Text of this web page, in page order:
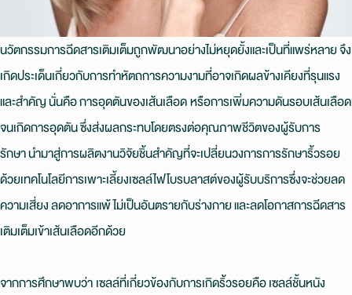
นวัตกรรมการฉีดสารเติมเต็มถูกพัฒนาอย่างไม่หยุดยั้งและเป็นที่แพร่หลาย จึง
เกิดประเด็นเกี่ยวกับการทำหัตถการความงามที่อาจเกิดผลข้างเคียงที่รุนแรง
และสำคัญ นั่นคือ การอุดตันของเส้นเลือด หรือการเพิ่มความดันรอบเส้นเลือด
จนเกิดการอุดตัน ซึ่งส่งผลกระทบโดยตรงต่อคุณภาพชีวิตของผู้รับการ
รักษา นำมาสู่การผลิตงานวิจัยชิ้นสำคัญที่จะเปลี่ยนวงการการรักษาริ้วรอย
ด้วยเทคโนโลยีการเพาะเลี้ยงเซลล์ไฟโบรบลาสต์ของผู้รับบริการซึ่งจะช่วยลด
ความเสี่ยง ลดอาการแพ้ ไม่เป็นอันตรายกับร่างกาย และลดโอกาสการฉีดสาร
เติมเต็มเข้าเส้นเลือดอีกด้วย
จากการศึกษาพบว่า เซลล์ที่เกี่ยวข้องกับการเกิดริ้วรอยคือ เซลล์ชั้นหนัง